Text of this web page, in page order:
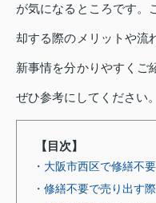
が気になるところです。
却する際のメリットや流
新事情を分かりやすくご
ぜひ参考にしてください。
【目次】
・大阪市西区で修繕不
・修繕不要で売り出す